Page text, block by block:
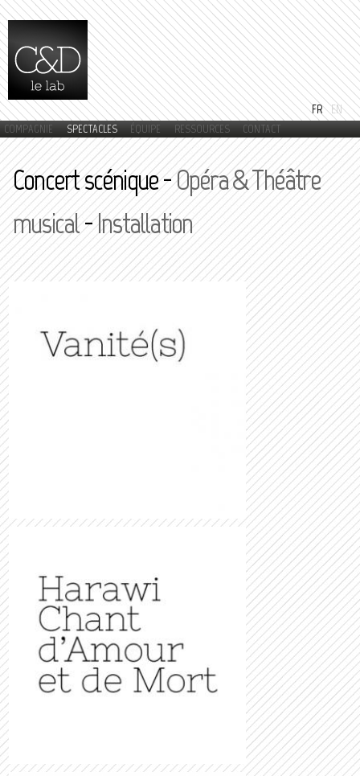
Aller au
contenu
principal
FR EN
Menu principal
COMPAGNIE SPECTACLES ÉQUIPE RESSOURCES CONTACT
Concert scénique -Opéra & Théâtre
musical-Installation